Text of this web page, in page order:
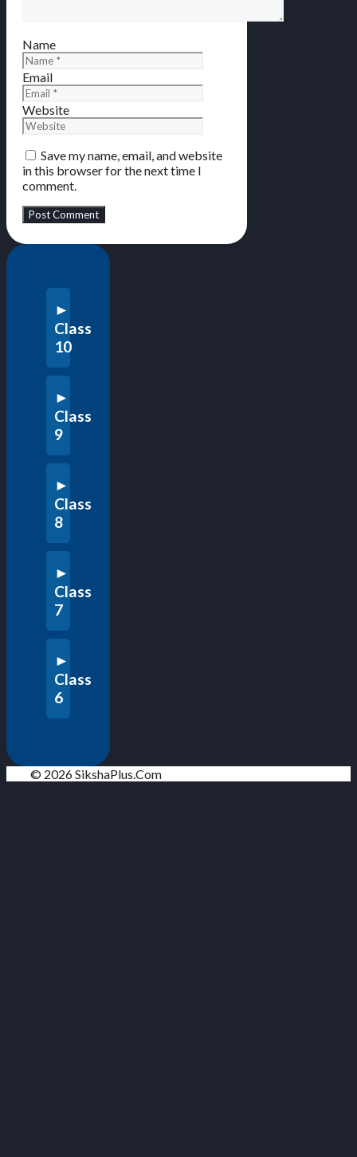
Name
Email
Website
Save my name, email, and website
in this browser for the next time I
comment.
Class
10
Class
9
Class
8
Class
7
Class
6
© 2026 SikshaPlus.Com